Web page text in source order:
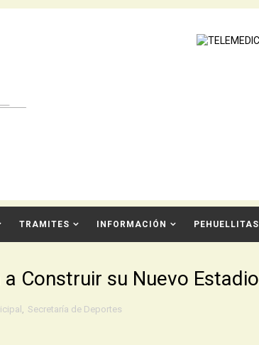
TRAMITES INFORMACIÓN PEHUELLITAS
Construir su Nuevo Estadio
, Secretaría de Deportes